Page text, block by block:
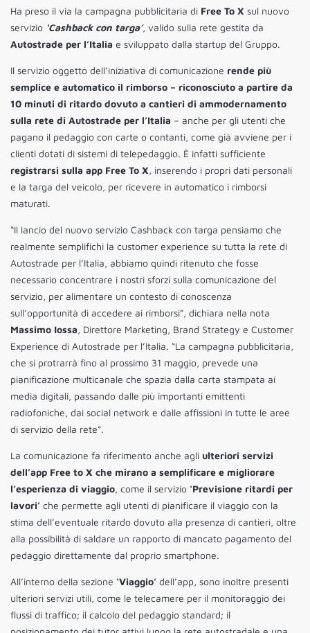
Ha preso il via la campagna pubblicitaria di Free To X sul nuovo
servizio ‘Cashback con targa’, valido sulla rete gestita da
Autostrade per l’Italia e sviluppato dalla startup del Gruppo.
Il servizio oggetto dell’iniziativa di comunicazione rende più
semplice e automatico il rimborso – riconosciuto a partire da
10 minuti di ritardo dovuto a cantieri di ammodernamento
sulla rete di Autostrade per l’Italia – anche per gli utenti che
pagano il pedaggio con carte o contanti, come già avviene per i
clienti dotati di sistemi di telepedaggio. È infatti sufficiente
registrarsi sulla app Free To X, inserendo i propri dati personali
e la targa del veicolo, per ricevere in automatico i rimborsi
maturati.
“Il lancio del nuovo servizio Cashback con targa pensiamo che
realmente semplifichi la customer experience su tutta la rete di
Autostrade per l’Italia, abbiamo quindi ritenuto che fosse
necessario concentrare i nostri sforzi sulla comunicazione del
servizio, per alimentare un contesto di conoscenza
sull’opportunità di accedere ai rimborsi”, dichiara nella nota
Massimo Iossa, Direttore Marketing, Brand Strategy e Customer
Experience di Autostrade per l’Italia. “La campagna pubblicitaria,
che si protrarrà fino al prossimo 31 maggio, prevede una
pianificazione multicanale che spazia dalla carta stampata ai
media digitali, passando dalle più importanti emittenti
radiofoniche, dai social network e dalle affissioni in tutte le aree
di servizio della rete”.
La comunicazione fa riferimento anche agli ulteriori servizi
dell’app Free to X che mirano a semplificare e migliorare
l’esperienza di viaggio, come il servizio ‘Previsione ritardi per
lavori’ che permette agli utenti di pianificare il viaggio con la
stima dell’eventuale ritardo dovuto alla presenza di cantieri, oltre
alla possibilità di saldare un rapporto di mancato pagamento del
pedaggio direttamente dal proprio smartphone.
All’interno della sezione ‘Viaggio’ dell’app, sono inoltre presenti
ulteriori servizi utili, come le telecamere per il monitoraggio dei
flussi di traffico; il calcolo del pedaggio standard; il